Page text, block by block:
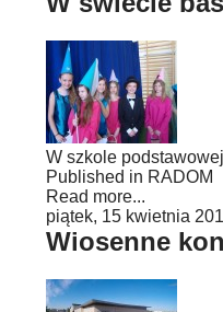
W szkole
Published in RADOM
Read more...
piątek, 15 kwietnia
Wiosenne